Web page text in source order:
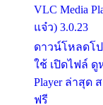
VLC Media
แจ๋ว) 3.0.23
ดาวน์โหลดโป
ใช้ เปิดไฟล์ ดู
Player ล่าสุด
ฟรี